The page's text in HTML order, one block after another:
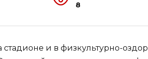
8
стадионе и в физкультурно-